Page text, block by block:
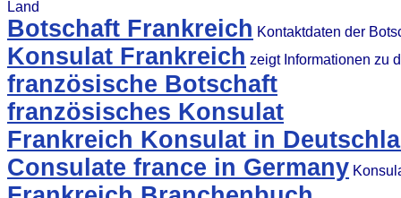
Land
Botschaft Frankreich Kontaktdaten der
Konsulat Frankreich zeigt Informationen zu
französische Botschaft
französisches Konsulat
Frankreich Konsulat in
Consulate france in Germany